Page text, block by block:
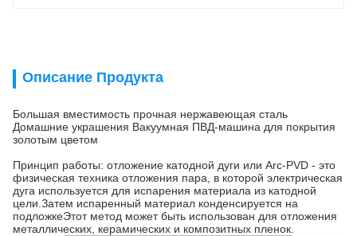
Описание Продукта
Большая вместимость прочная нержавеющая сталь
Домашние украшения Вакуумная ПВД-машина для покрытия
золотым цветом
Принцип работы: отложение катодной дуги или Arc-PVD - это
физическая техника отложения пара, в которой электрическая
дуга используется для испарения материала из катодной
цели.Затем испаренный материал конденсируется на
подложкеЭтот метод может быть использован для отложения
металлических, керамических и композитных пленок.